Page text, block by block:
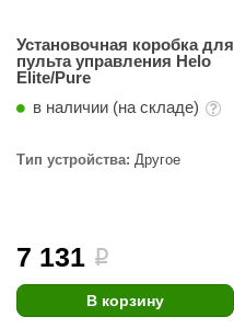
Установочная коробка для
пульта управления Helo
Elite/Pure
в наличии (на складе)
Тип устройства: Другое
7 131 i
В корзину